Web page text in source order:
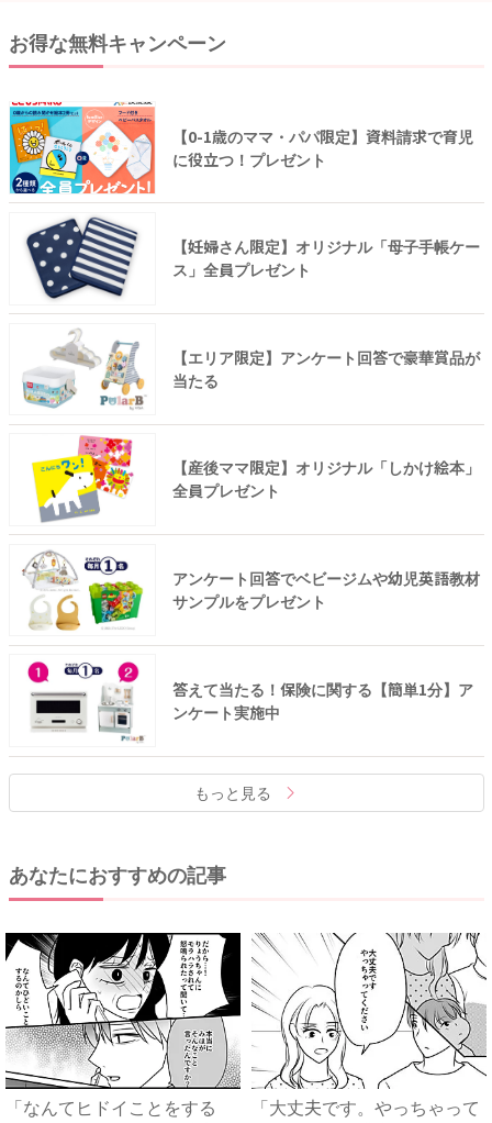
お得な無料キャンペーン
【0-1歳のママ・パパ限定】資料請求で育児
に役立つ！プレゼント
【妊婦さん限定】オリジナル「母子手帳ケー
ス」全員プレゼント
【エリア限定】アンケート回答で豪華賞品が
当たる
【産後ママ限定】オリジナル「しかけ絵本」
全員プレゼント
アンケート回答でベビージムや幼児英語教材
サンプルをプレゼント
答えて当たる！保険に関する【簡単1分】ア
ンケート実施中
もっと見る
あなたにおすすめの記事
「なんてヒドイことをする
「大丈夫です。やっちゃって